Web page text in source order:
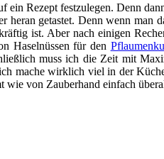
ein Rezept festzulegen. Denn
heran getastet. Denn wenn man
ist. Aber nach einigen
Haselnüssen für den
muss ich die Zeit mit
mache wirklich viel in der
wie von Zauberhand einfach